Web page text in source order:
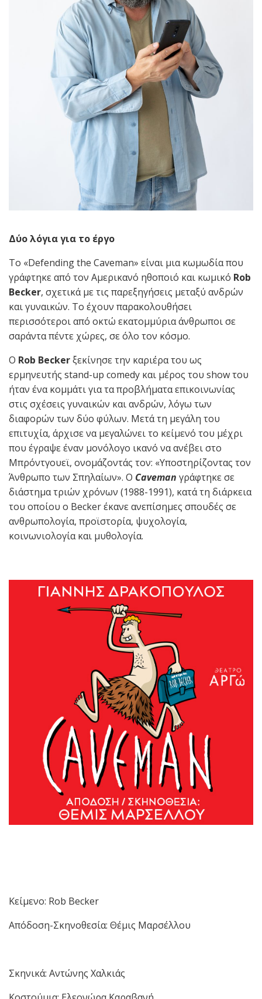
Δύο λόγια για το έργο
Το «Defending the Caveman» είναι μια κωμωδία που
γράφτηκε από τον Αμερικανό ηθοποιό και κωμικό Rob
Becker, σχετικά με τις παρεξηγήσεις μεταξύ ανδρών
και γυναικών. Το έχουν παρακολουθήσει
περισσότεροι από οκτώ εκατομμύρια άνθρωποι σε
σαράντα πέντε χώρες, σε όλο τον κόσμο.
Ο Rob Beckerξεκίνησε την καριέρα του ως
ερμηνευτής stand-up comedy και μέρος του show του
ήταν ένα κομμάτι για τα προβλήματα επικοινωνίας
στις σχέσεις γυναικών και ανδρών, λόγω των
διαφορών των δύο φύλων. Μετά τη μεγάλη του
επιτυχία, άρχισε να μεγαλώνει το κείμενό του μέχρι
που έγραψε έναν μονόλογο ικανό να ανέβει στο
Μπρόντγουεϊ, ονομάζοντάς τον: «Υποστηρίζοντας τον
Άνθρωπο των Σπηλαίων». Ο Caveman γράφτηκε σε
διάστημα τριών χρόνων (1988-1991), κατά τη διάρκεια
του οποίου ο Becker έκανε ανεπίσημες σπουδές σε
ανθρωπολογία, προϊστορία, ψυχολογία,
κοινωνιολογία και μυθολογία.
Κείμενο: Rob Becker
Απόδοση-Σκηνοθεσία: Θέμις Μαρσέλλου
Σκηνικά: Αντώνης Χαλκιάς